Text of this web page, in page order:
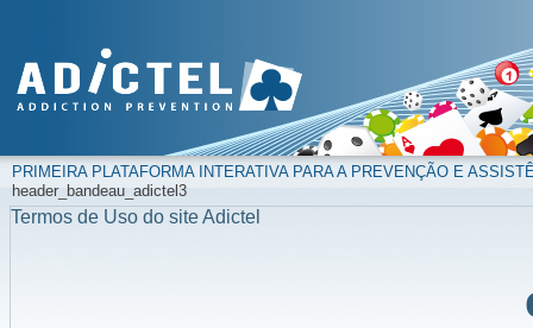
PRIMEIRA PLATAFORMA INTERATIVA PARA A PREVENÇÃO E
header_bandeau_adictel3
Termos de Uso do site Adictel